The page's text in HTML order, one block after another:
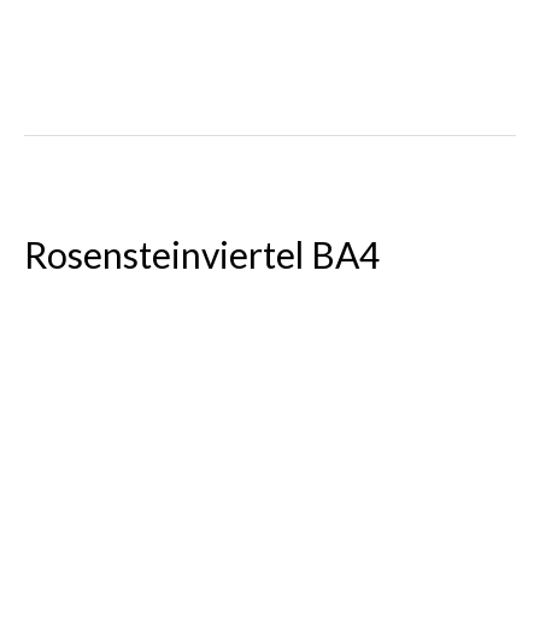
Rosensteinviertel BA4